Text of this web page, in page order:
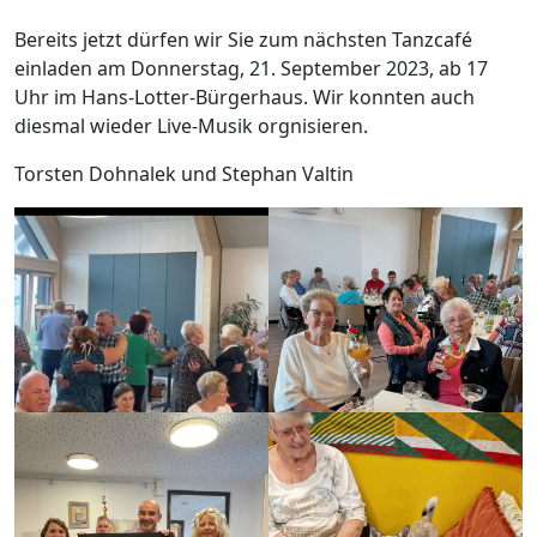
Bereits jetzt dürfen wir Sie zum nächsten Tanzcafé
einladen am Donnerstag, 21. September 2023, ab 17
Uhr im Hans-Lotter-Bürgerhaus. Wir konnten auch
diesmal wieder Live-Musik orgnisieren.
Torsten Dohnalek und Stephan Valtin